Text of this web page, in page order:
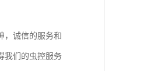
，诚信的服务和
我们的虫控服务